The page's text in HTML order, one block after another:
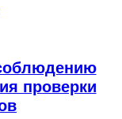
проверки